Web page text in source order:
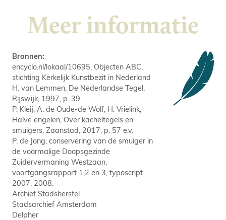
Meer informatie
Bronnen:
encyclo.nl/lokaal/10695, Objecten ABC,
stichting Kerkelijk Kunstbezit in Nederland
H. van Lemmen, De Nederlandse Tegel,
Rijswijk, 1997, p. 39
P. Kleij, A. de Oude-de Wolf, H. Vrielink,
Halve engelen, Over kacheltegels en
smuigers, Zaanstad, 2017, p. 57 e.v.
P. de Jong, conservering van de smuiger in
de voormalige Doopsgezinde
Zuidervermaning Westzaan,
voortgangsrapport 1,2 en 3, typoscript
2007, 2008.
Archief Stadsherstel
Stadsarchief Amsterdam
Delpher